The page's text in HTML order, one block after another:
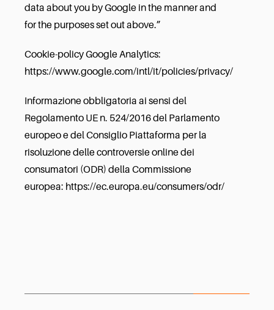
data about you by Google in the manner and
for the purposes set out above.”
Cookie-policy Google Analytics:
https://www.google.com/intl/it/policies/privacy/
Informazione obbligatoria ai sensi del
Regolamento UE n. 524/2016 del Parlamento
europeo e del Consiglio Piattaforma per la
risoluzione delle controversie online dei
consumatori (ODR) della Commissione
europea: https://ec.europa.eu/consumers/odr/